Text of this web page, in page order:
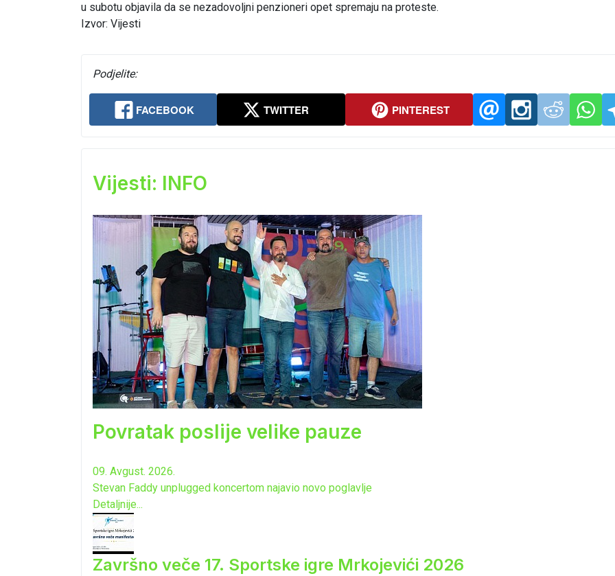
u subotu objavila da se nezadovoljni penzioneri opet spremaju na proteste.
Izvor: Vijesti
Podjelite:
FACEBOOK TWITTER PINTEREST
Vijesti: INFO
Povratak poslije velike pauze
09. Avgust. 2026.
Stevan Faddy unplugged koncertom najavio novo poglavlje
Detaljnije...
Završno veče 17. Sportske igre Mrkojevići 2026